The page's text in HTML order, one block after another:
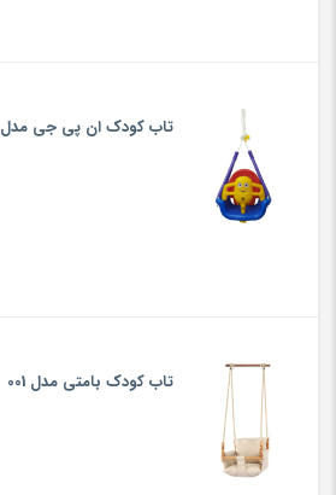
تاب کودک ان پی جی مدل naabsell220
تاب کودک بامتی مدل 001